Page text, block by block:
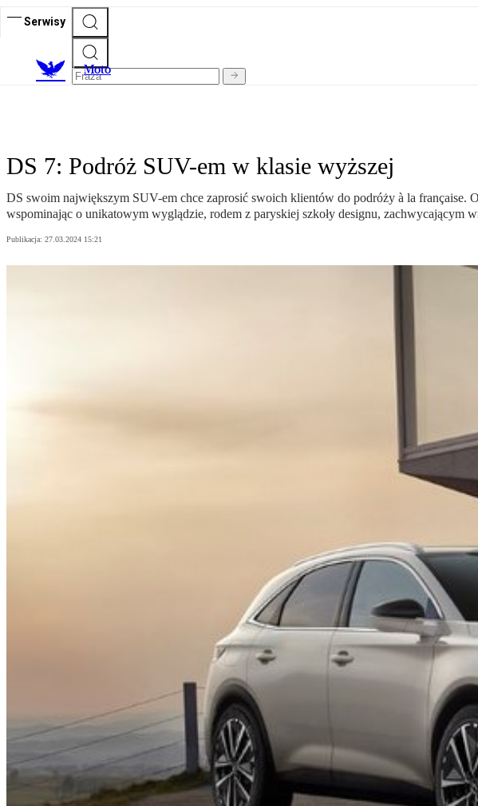
Serwisy
Moto
DS 7: Podróż SUV-em w klasie wyższej
DS swoim największym SUV-em chce zaprosić swoich klientów do podróży à la française.
wspominając o unikatowym wyglądzie, rodem z paryskiej szkoły designu, zachwycającym
Publikacja: 27.03.2024 15:21